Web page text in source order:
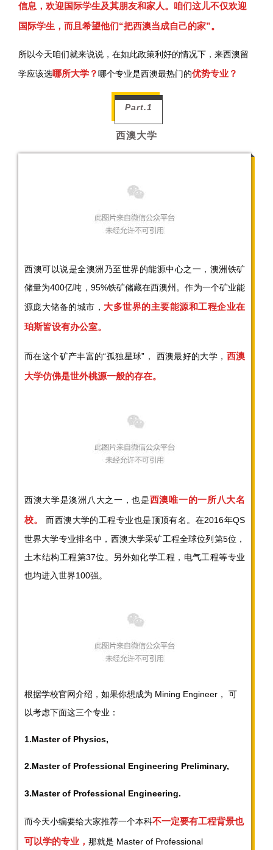
信息，欢迎国际学生及其朋友和家人。咱们这儿不仅欢迎
国际学生，而且希望他们“把西澳当成自己的家”。
所以今天咱们就来说说，在如此政策利好的情况下，来西澳留
学应该选哪所大学？哪个专业是西澳最热门的优势专业？
Part.1
西澳大学
西澳可以说是全澳洲乃至世界的能源中心之一，澳洲铁矿
储量为400亿吨，95%铁矿储藏在西澳州。作为一个矿业能
源庞大储备的城市， 大多世界的主要能源和工程企业在
珀斯皆设有办公室。
而在这个矿产丰富的“孤独星球”， 西澳最好的大学， 西澳
大学仿佛是世外桃源一般的存在。
西澳大学是澳洲八大之一，也是西澳唯一的一所八大名
校。
而西澳大学的工程专业也是顶顶有名。在2016年QS
世界大学专业排名中，西澳大学采矿工程全球位列第5位，
土木结构工程第37位。另外如化学工程，电气工程等专业
也均进入世界100强。
根据学校官网介绍，如果你想成为 Mining Engineer， 可
以考虑下面这三个专业：
1.Master of Physics,
2.Master of Professional Engineering Preliminary,
3.Master of Professional Engineering.
而今天小编要给大家推荐一个本科不一定要有工程背景也
可以学的专业， 那就是 Master of Professional